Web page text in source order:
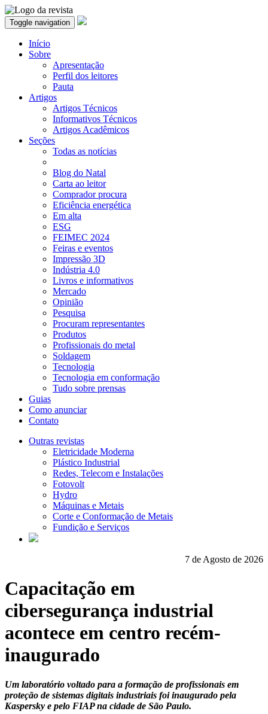
Toggle navigation
Início
Sobre
Apresentação
Perfil dos leitores
Pauta
Artigos
Artigos Técnicos
Informativos Técnicos
Artigos Acadêmicos
Seções
Todas as notícias
Blog do Natal
Carta ao leitor
Comprador procura
Eficiência energética
Em alta
ESG
FEIMEC 2024
Feiras e eventos
Impressão 3D
Indústria 4.0
Livros e informativos
Mercado
Opinião
Pesquisa
Procuram representantes
Produtos
Profissionais do metal
Soldagem
Tecnologia
Tecnologia em conformação
Tudo sobre prensas
Guias
Como anunciar
Contato
Outras revistas
Eletricidade Moderna
Plástico Industrial
Redes, Telecom e Instalações
Fotovolt
Hydro
Máquinas e Metais
Corte e Conformação de Metais
Fundição e Serviços
7 de Agosto de 2026
Capacitação em
cibersegurança industrial
acontece em centro recém-
inaugurado
Um laboratório voltado para a formação de profissionais em
proteção de sistemas digitais industriais foi inaugurado pela
Kaspersky e pelo FIAP na cidade de São Paulo.